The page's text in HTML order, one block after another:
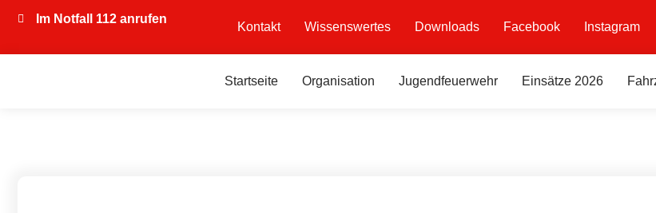
Im Notfall 112 anrufen
Kontakt Wissenswertes Downloads Facebook Instagram
Startseite Organisation Jugendfeuerwehr Einsätze 2026